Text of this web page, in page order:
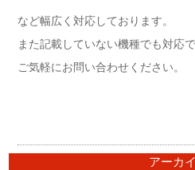
など幅広く対応しております。
また記載していない機種でも対応
ご気軽にお問い合わせください。
アーカ